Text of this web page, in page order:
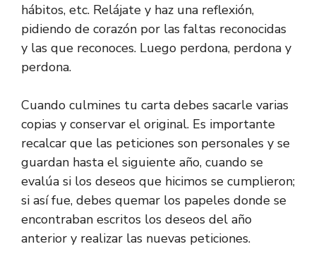
hábitos, etc. Relájate y haz una reflexión,
pidiendo de corazón por las faltas reconocidas
y las que reconoces. Luego perdona, perdona y
perdona.
Cuando culmines tu carta debes sacarle varias
copias y conservar el original. Es importante
recalcar que las peticiones son personales y se
guardan hasta el siguiente año, cuando se
evalúa si los deseos que hicimos se cumplieron;
si así fue, debes quemar los papeles donde se
encontraban escritos los deseos del año
anterior y realizar las nuevas peticiones.